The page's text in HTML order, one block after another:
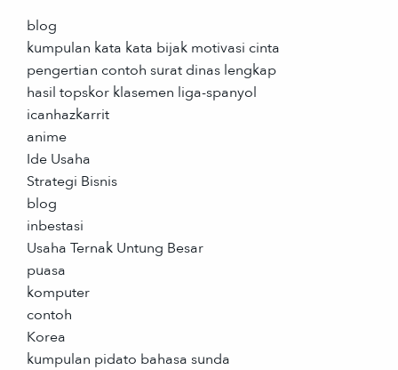
blog
kumpulan kata kata bijak motivasi cinta
pengertian contoh surat dinas lengkap
hasil topskor klasemen liga-spanyol
icanhazkarrit
anime
Ide Usaha
Strategi Bisnis
blog
inbestasi
Usaha Ternak Untung Besar
puasa
komputer
contoh
Korea
kumpulan pidato bahasa sunda